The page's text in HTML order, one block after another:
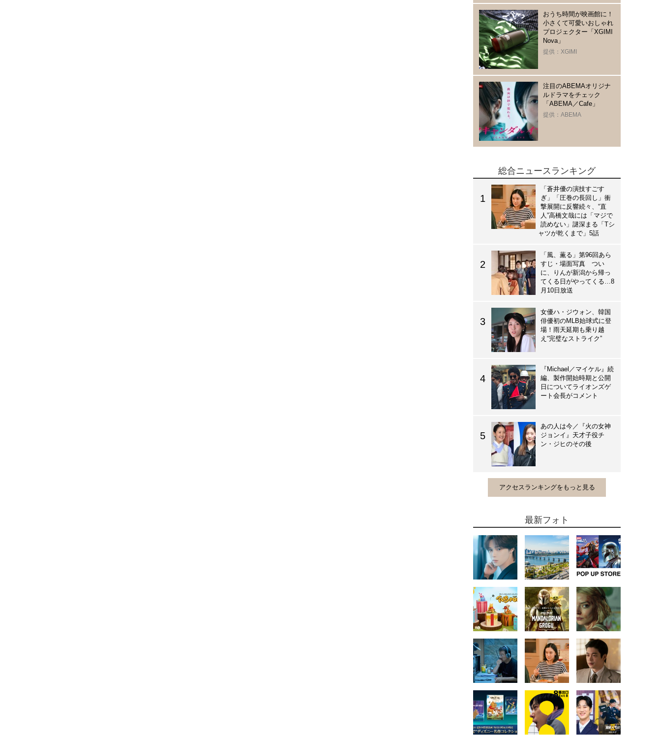
おうち時間が映画館に！
小さくて可愛いおしゃれ
プロジェクター「XGIMI
Nova」
提供：XGIMI
注目のABEMAオリジナ
ルドラマをチェック
「ABEMA／Cafe」
提供：ABEMA
総合ニュースランキング
「蒼井優の演技すごす
ぎ」「圧巻の長回し」衝
撃展開に反響続々、“直
人”高橋文哉には「マジで
読めない」謎深まる「Tシ
ャツが乾くまで」5話
「風、薫る」第96回あら
すじ・場面写真 つい
に、りんが新潟から帰っ
てくる日がやってくる…8
月10日放送
女優ハ・ジウォン、韓国
俳優初のMLB始球式に登
場！雨天延期も乗り越
え“完璧なストライク”
『Michael／マイケル』続
編、製作開始時期と公開
日についてライオンズゲ
ート会長がコメント
あの人は今／『火の女神
ジョンイ』天才子役チ
ン・ジヒのその後
アクセスランキングをもっと見る
最新フォト